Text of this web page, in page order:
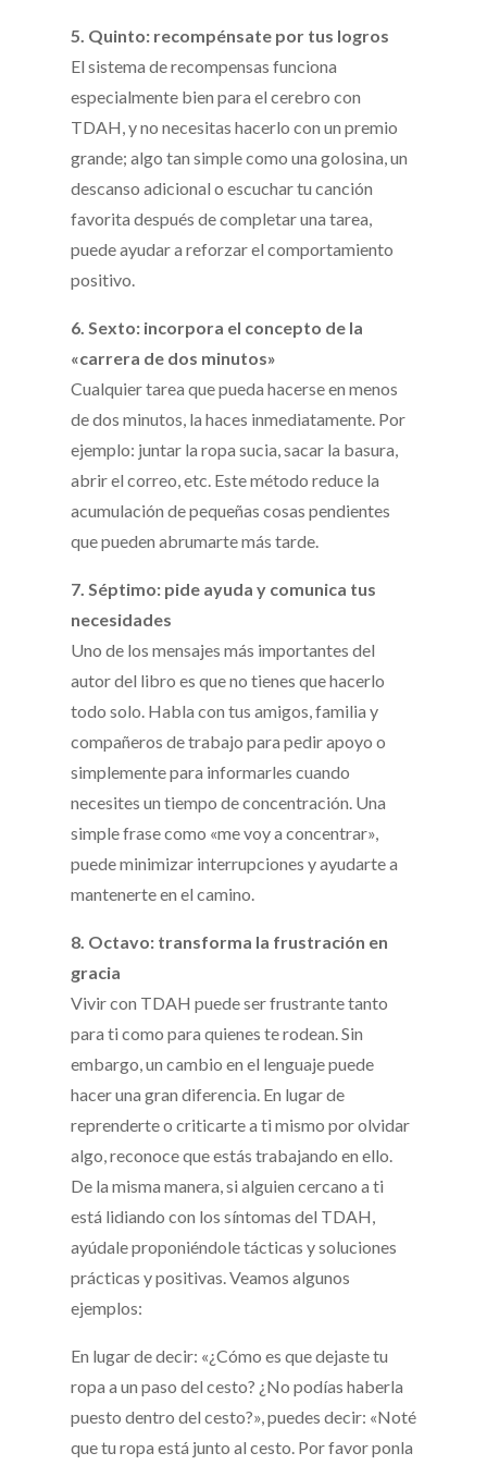
5. Quinto: recompénsate por tus logros
El sistema de recompensas funciona
especialmente bien para el cerebro con
TDAH, y no necesitas hacerlo con un premio
grande; algo tan simple como una golosina, un
descanso adicional o escuchar tu canción
favorita después de completar una tarea,
puede ayudar a reforzar el comportamiento
positivo.
6. Sexto: incorpora el concepto de la
«carrera de dos minutos»
Cualquier tarea que pueda hacerse en menos
de dos minutos, la haces inmediatamente. Por
ejemplo: juntar la ropa sucia, sacar la basura,
abrir el correo, etc. Este método reduce la
acumulación de pequeñas cosas pendientes
que pueden abrumarte más tarde.
7. Séptimo: pide ayuda y comunica tus
necesidades
Uno de los mensajes más importantes del
autor del libro es que no tienes que hacerlo
todo solo. Habla con tus amigos, familia y
compañeros de trabajo para pedir apoyo o
simplemente para informarles cuando
necesites un tiempo de concentración. Una
simple frase como «me voy a concentrar»,
puede minimizar interrupciones y ayudarte a
mantenerte en el camino.
8. Octavo: transforma la frustración en
gracia
Vivir con TDAH puede ser frustrante tanto
para ti como para quienes te rodean. Sin
embargo, un cambio en el lenguaje puede
hacer una gran diferencia. En lugar de
reprenderte o criticarte a ti mismo por olvidar
algo, reconoce que estás trabajando en ello.
De la misma manera, si alguien cercano a ti
está lidiando con los síntomas del TDAH,
ayúdale proponiéndole tácticas y soluciones
prácticas y positivas. Veamos algunos
ejemplos:
En lugar de decir: «¿Cómo es que dejaste tu
ropa a un paso del cesto? ¿No podías haberla
puesto dentro del cesto?», puedes decir: «Noté
que tu ropa está junto al cesto. Por favor ponla